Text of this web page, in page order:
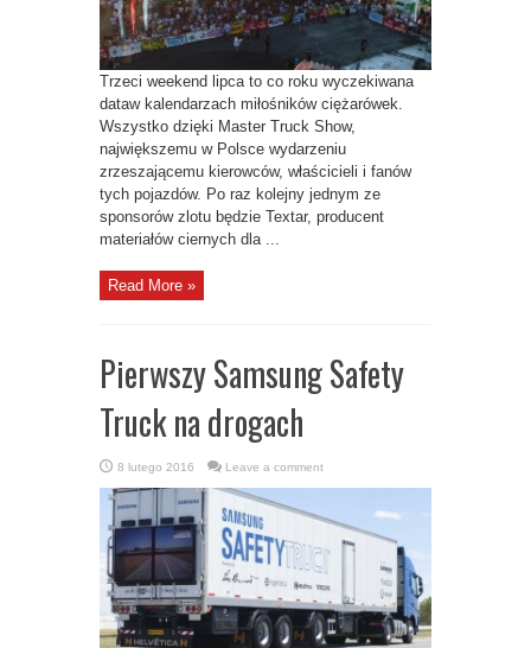
Trzeci weekend lipca to co roku wyczekiwana
dataw kalendarzach miłośników ciężarówek.
Wszystko dzięki Master Truck Show,
największemu w Polsce wydarzeniu
zrzeszającemu kierowców, właścicieli i fanów
tych pojazdów. Po raz kolejny jednym ze
sponsorów zlotu będzie Textar, producent
materiałów ciernych dla ...
Read More »
Pierwszy Samsung Safety
Truck na drogach
8 lutego 2016 Leave a comment